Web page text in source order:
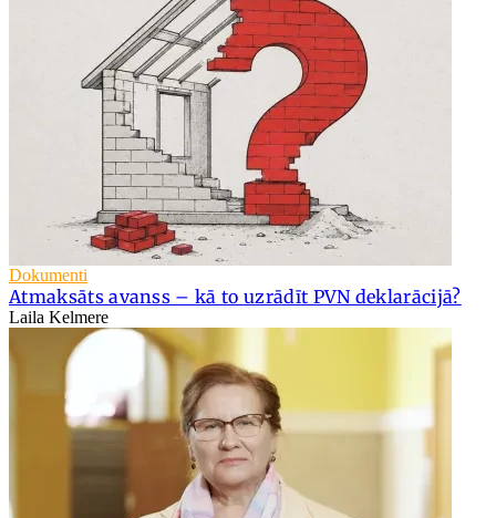
Dokumenti
Atmaksāts avanss – kā to uzrādīt PVN deklarācijā?
Laila Kelmere